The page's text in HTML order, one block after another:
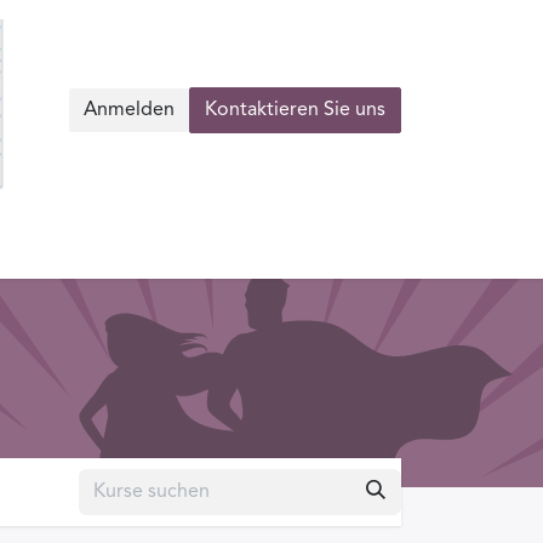
Anmelden Kontaktieren Sie uns